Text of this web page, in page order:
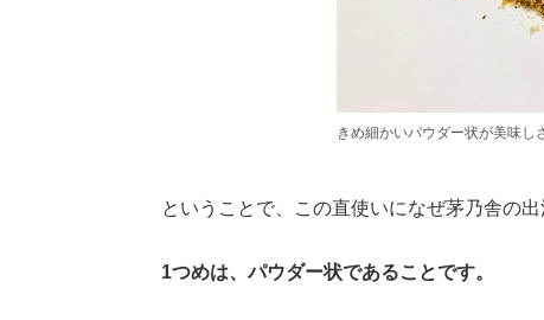
きめ細かいパウダー状が美味し
ということで、この直使いになぜ茅乃舎の
1つめは、パウダー状であることです。